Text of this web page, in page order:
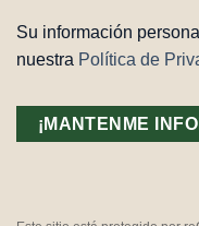
Su información
nuestra Política de